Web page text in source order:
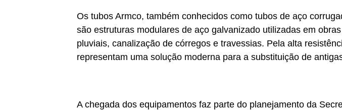
Os tubos Armco, também conhecidos como tubos de aço
são estruturas modulares de aço galvanizado utilizadas em
pluviais, canalização de córregos e travessias. Pela alta
representam uma solução moderna para a substituição de
A chegada dos equipamentos faz parte do planejamento da